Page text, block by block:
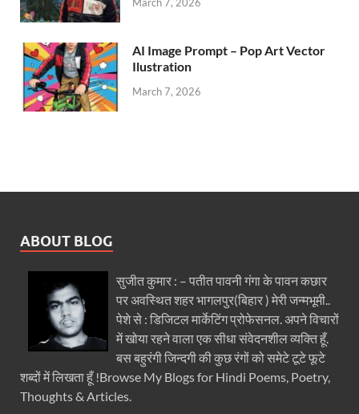
March 7, 2026
AI Image Prompt – Pop Art Vector
Ilustration
March 7, 2026
ABOUT BLOG
सुजीत कुमार : – पतीत पावनी गंगा के पावन कछार
पर अवस्थित शहर भागलपुर(बिहार ) मेरी जन्मभूमी..
पेशे से : डिजिटल मार्केटिंग प्रोफेसनल. अपने विचारों
में खोया रहने वाला एक सीधा संवेदनशील व्यक्ति हूँ.
बस बहुरंगी जिन्दगी की कुछ रंगों को समेटे टूटे फूटे
शब्दों में लिखता हूँ !Browse My Blogs for Hindi Poems, Poetry,
Thoughts & Articles.